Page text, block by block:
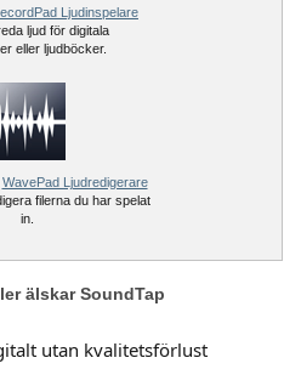
Ljudinspelare
ljud för digitala
eller ljudböcker.
WavePad Ljudredigerare
filerna du har spelat
in.
älskar SoundTap
utan kvalitetsförlust